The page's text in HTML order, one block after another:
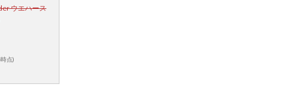
ウエハース
点)